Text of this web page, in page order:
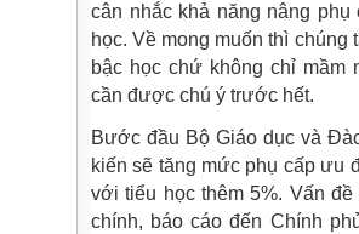
cân nhắc khả năng nâng
học. Về mong muốn thì chúng
bậc học chứ không chỉ mầm
cần được chú ý trước hết.
Bước đầu Bộ Giáo dục và
kiến sẽ tăng mức phụ cấp ưu
với tiểu học thêm 5%. Vấn
chính, báo cáo đến Chính